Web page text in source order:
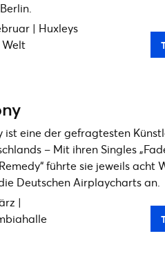
| Huxleys
Welt
ist eine der gefragtesten
– Mit ihren Singles
führte sie jeweils acht
Deutschen Airplaycharts an.
|